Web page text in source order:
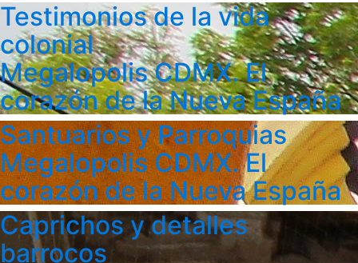
Testimonios de la vida
colonial
Megalopolis CDMX. El
corazón de la Nueva España
Santuarios y Parroquias
Megalopolis CDMX. El
corazón de la Nueva España
Caprichos y detalles
barrocos